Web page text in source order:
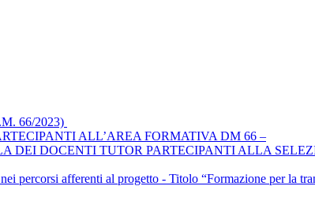
66/2023)
ALL’AREA FORMATIVA DM 66 –
DEI DOCENTI TUTOR PARTECIPANTI ALLA
afferenti al progetto - Titolo “Formazione per la